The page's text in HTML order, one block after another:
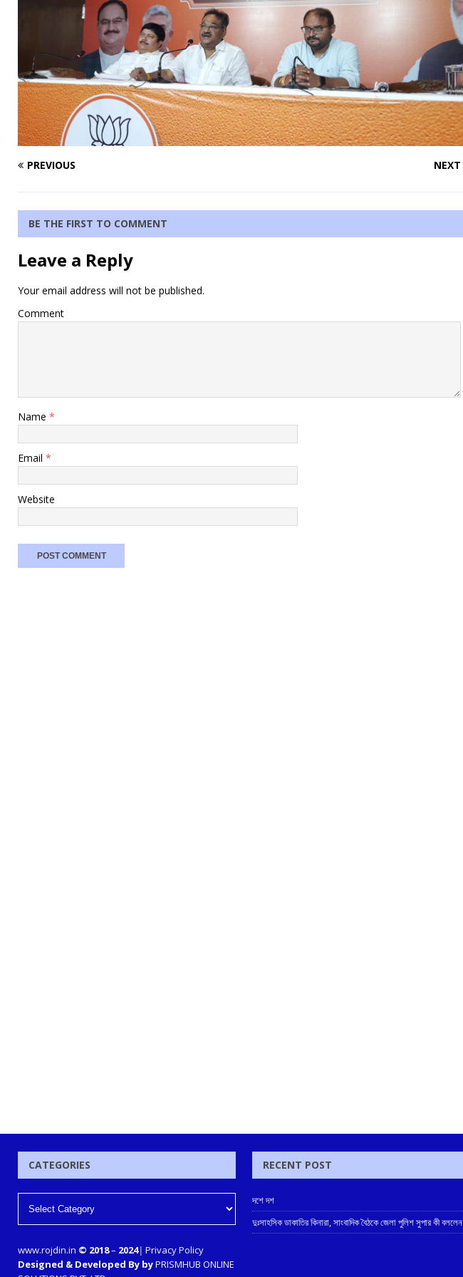
PREVIOUS NEXT
BE THE FIRST TO COMMENT
Leave a Reply
Your email address will not be published.
Comment
Name *
Email *
Website
CATEGORIES
www.rojdin.in © 2018– 2024| Privacy Policy
Designed & Developed By byPRISMHUB ONLINE
RECENT POST
দশে দশ
দুঃসাহসিক ডাকাতির কিনারা, সাংবাদিক বৈঠকে জেলা পুলিশ সুপার কী বললেন